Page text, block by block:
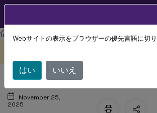
Citrix Virtual Apps and Desktops7 2511
バックアップと復元の構成
November 25,
2025
Webサイトの表示をブラウザーの優先言語に切
はい いいえ